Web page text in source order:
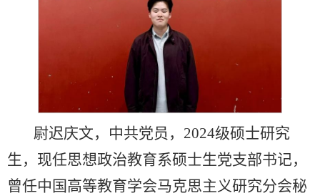
尉迟庆文，中共党员，2024级硕士研究
生，现任思想政治教育系硕士生党支部书记，
曾任中国高等教育学会马克思主义研究分会秘